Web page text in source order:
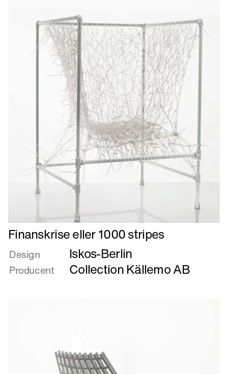
Læs
mere
om
Finanskrise
eller
Finanskrise eller 1000 stripes
Design Iskos-Berlin
Producent Collection Källemo AB